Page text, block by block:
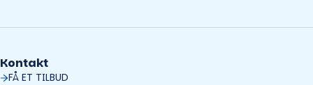
Kontakt
FÅ ET TILBUD